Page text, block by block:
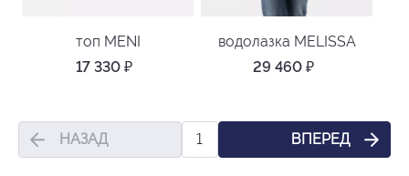
топ MENI
17 330 ₽
водолазка MELISSA
29 460 ₽
НАЗАД 1 ВПЕРЕД